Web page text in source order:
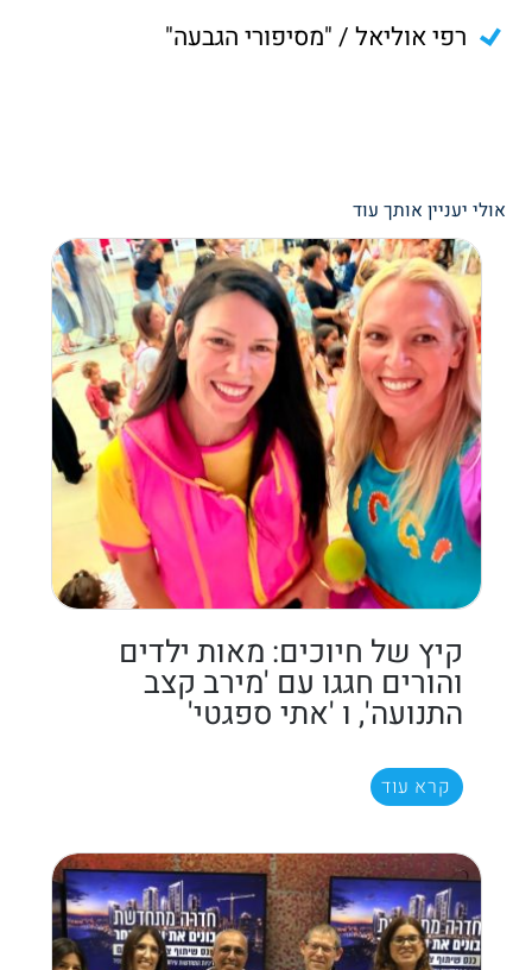
רפי אוליאל / "מסיפורי הגבעה"
אולי יעניין אותך עוד
קיץ של חיוכים: מאות ילדים
והורים חגגו עם 'מירב קצב
התנועה', ו 'אתי ספגטי'
קרא עוד